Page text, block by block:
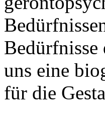
uns eine
für die